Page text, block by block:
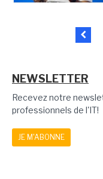
NEWSLETTER
Recevez notre
professionnels de l'IT!
JE M'ABONNE